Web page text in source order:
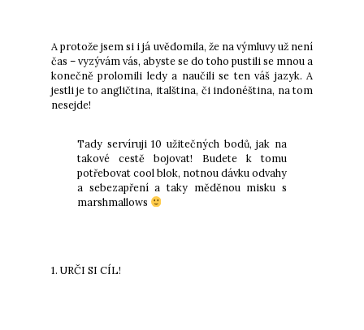
A protože jsem si i já uvědomila, že na výmluvy už není
čas – vyzývám vás, abyste se do toho pustili se mnou a
konečně prolomili ledy a naučili se ten váš jazyk. A
jestli je to angličtina, italština, či indonéština, na tom
nesejde!
Tady servíruji 10 užitečných bodů, jak na
takové cestě bojovat! Budete k tomu
potřebovat cool blok, notnou dávku odvahy
a sebezapření a taky měděnou misku s
marshmallows
1. URČI SI CÍL!